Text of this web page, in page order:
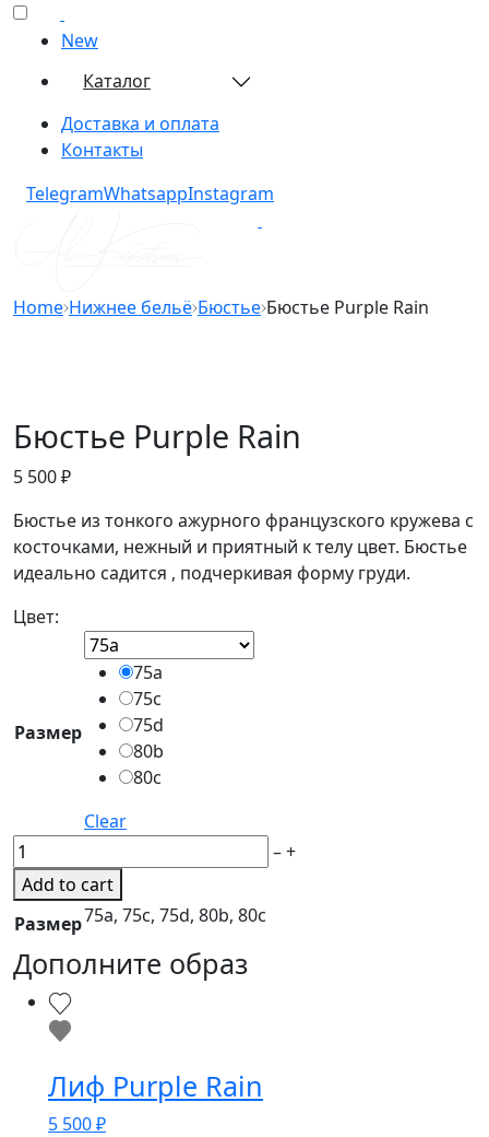
New
Каталог
Доставка и оплата
Контакты
Telegram​Whatsapp​Instagram​
Home Нижнее бельё Бюстье Бюстье Purple Rain
Бюстье Purple Rain
5 500₽
Бюстье из тонкого ажурного французского кружева с
косточками, нежный и приятный к телу цвет. Бюстье
идеально садится , подчеркивая форму груди.
Цвет:
Размер
75а
75c
75d
80b
80c
Clear
Бюстье
Purple
Rain
quantity
–+
Add to cart
Размер75а, 75c, 75d, 80b, 80c
Дополните образ
Лиф Purple Rain
5 500₽